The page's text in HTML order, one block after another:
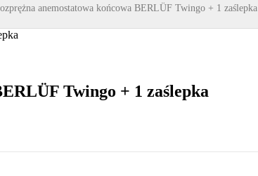
anemostatowa końcowa BERLÜF Twingo + 1 zaślepka
Twingo + 1 zaślepka